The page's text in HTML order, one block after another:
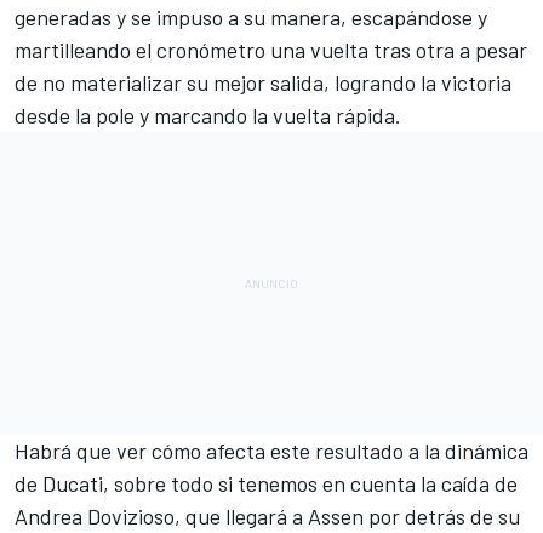
generadas y se impuso a su manera, escapándose y
martilleando el cronómetro una vuelta tras otra a pesar
de no materializar su mejor salida, logrando la victoria
desde la pole y marcando la vuelta rápida.
Habrá que ver cómo afecta este resultado a la dinámica
de Ducati, sobre todo si tenemos en cuenta la caída de
Andrea Dovizioso, que llegará a Assen por detrás de su